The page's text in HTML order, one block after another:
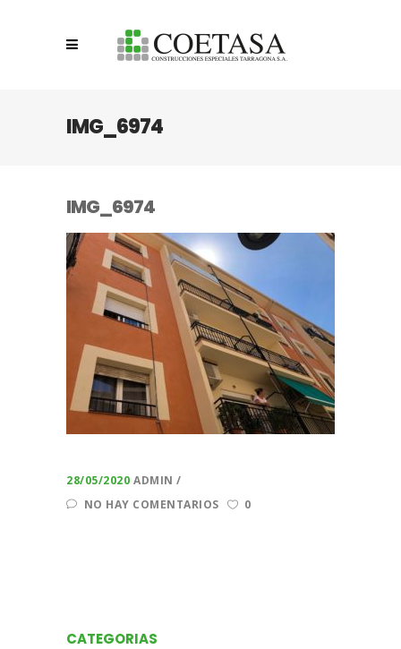
IMG_6974
IMG_6974
28/05/2020 ADMIN
NO HAY COMENTARIOS
0
CATEGORIAS